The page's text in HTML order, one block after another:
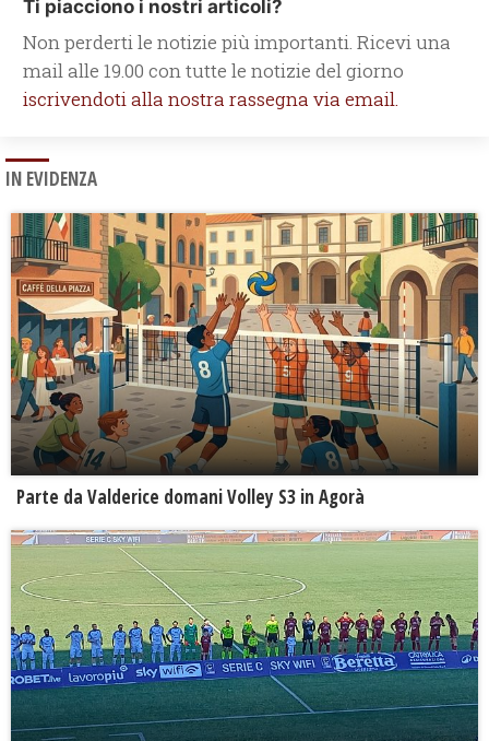
Ti piacciono i nostri articoli?
Non perderti le notizie più importanti. Ricevi una
mail alle 19.00 con tutte le notizie del giorno
iscrivendoti alla nostra rassegna via email.
IN EVIDENZA
Parte da Valderice domani Volley S3 in Agorà